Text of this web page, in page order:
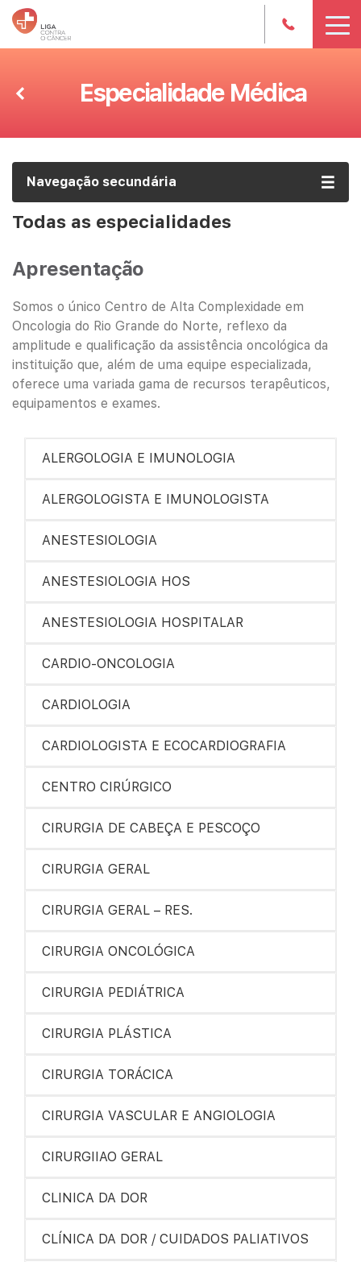
Especialidade Médica
Todas as especialidades
Apresentação
Somos o único Centro de Alta Complexidade em
Oncologia do Rio Grande do Norte, reflexo da
amplitude e qualificação da assistência oncológica da
instituição que, além de uma equipe especializada,
oferece uma variada gama de recursos terapêuticos,
equipamentos e exames.
Navegação secundária
ALERGOLOGIA E IMUNOLOGIA
ALERGOLOGISTA E IMUNOLOGISTA
ANESTESIOLOGIA
ANESTESIOLOGIA HOS
ANESTESIOLOGIA HOSPITALAR
CARDIO-ONCOLOGIA
CARDIOLOGIA
CARDIOLOGISTA E ECOCARDIOGRAFIA
CENTRO CIRÚRGICO
CIRURGIA DE CABEÇA E PESCOÇO
CIRURGIA GERAL
CIRURGIA GERAL – RES.
CIRURGIA ONCOLÓGICA
CIRURGIA PEDIÁTRICA
CIRURGIA PLÁSTICA
CIRURGIA TORÁCICA
CIRURGIA VASCULAR E ANGIOLOGIA
CIRURGIIAO GERAL
CLINICA DA DOR
CLÍNICA DA DOR / CUIDADOS PALIATIVOS